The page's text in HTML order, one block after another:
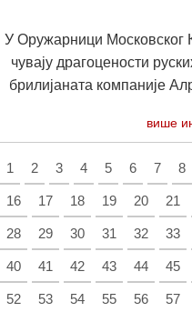
У Оружарници Московског
чувају драгоцености
брилијаната компаније
више
1 2 3 4 5 6 7 8
16 17 18 19 20 21
28 29 30 31 32 33
40 41 42 43 44 45
52 53 54 55 56 57